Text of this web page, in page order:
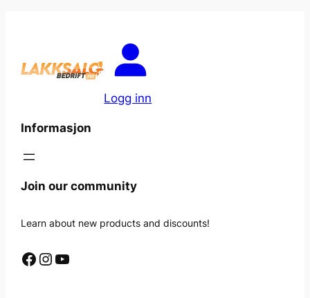
Logg inn
Informasjon
Join our community
Learn about new products and discounts!
Facebook InstagramYouTube